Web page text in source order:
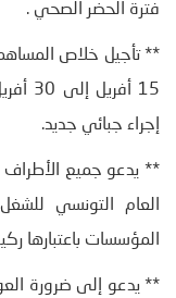
فترة الحضر الصحي .
إجراء جبائي جديد.
** يدعو جميع الأطراف
العام التونسي
المؤسسات باعتبارها
** يدعو إلى ضرورة